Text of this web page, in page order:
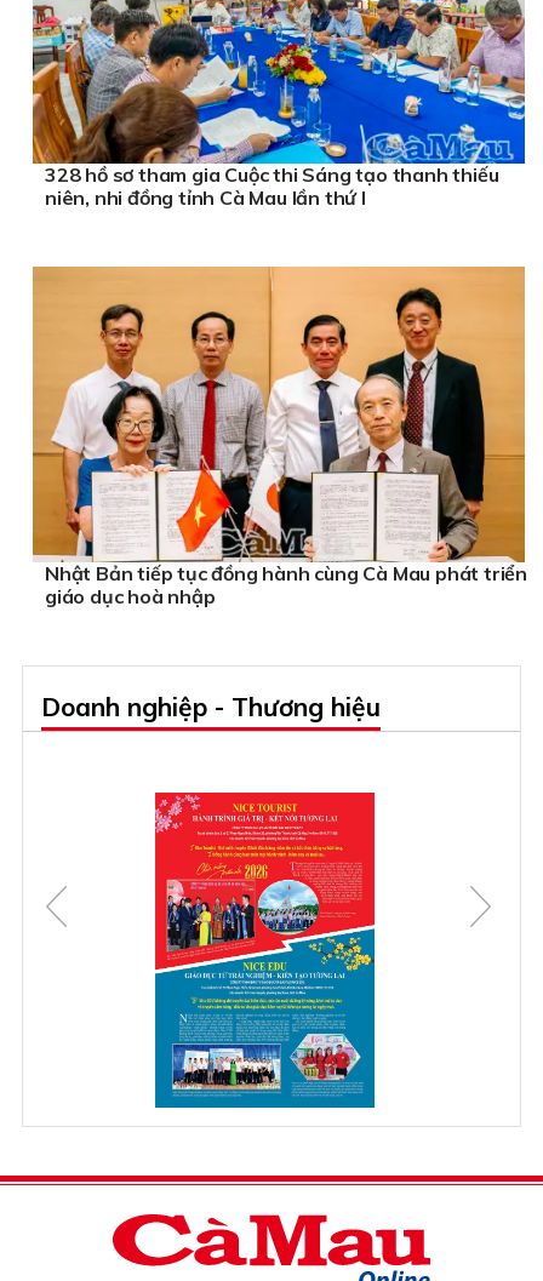
328 hồ sơ tham gia Cuộc thi Sáng tạo thanh thiếu
niên, nhi đồng tỉnh Cà Mau lần thứ I
Nhật Bản tiếp tục đồng hành cùng Cà Mau phát triển
giáo dục hoà nhập
Doanh nghiệp - Thương hiệu